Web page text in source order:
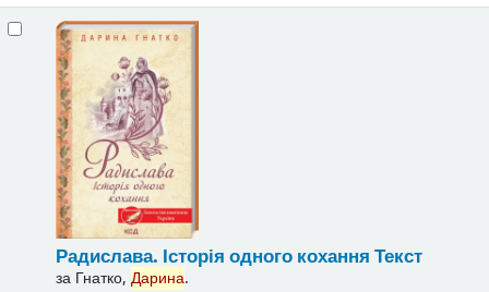
Радислава. Історія одного кохання Текст
за Гнатко, Дарина.